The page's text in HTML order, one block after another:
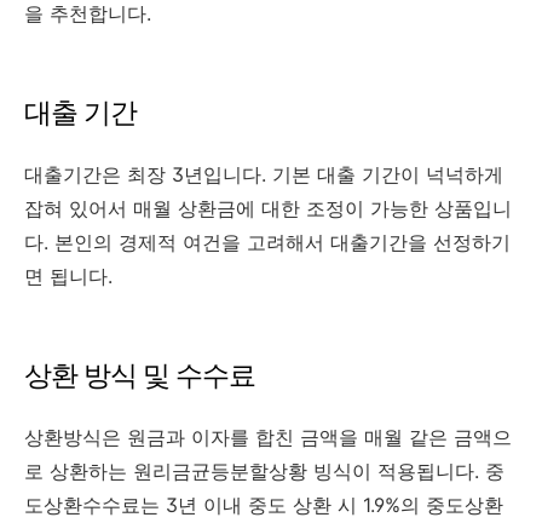
을 추천합니다.
대출 기간
대출기간은 최장 3년입니다. 기본 대출 기간이 넉넉하게
잡혀 있어서 매월 상환금에 대한 조정이 가능한 상품입니
다. 본인의 경제적 여건을 고려해서 대출기간을 선정하기
면 됩니다.
상환 방식 및 수수료
상환방식은 원금과 이자를 합친 금액을 매월 같은 금액으
로 상환하는 원리금균등분할상황 빙식이 적용됩니다. 중
도상환수수료는 3년 이내 중도 상환 시 1.9%의 중도상환